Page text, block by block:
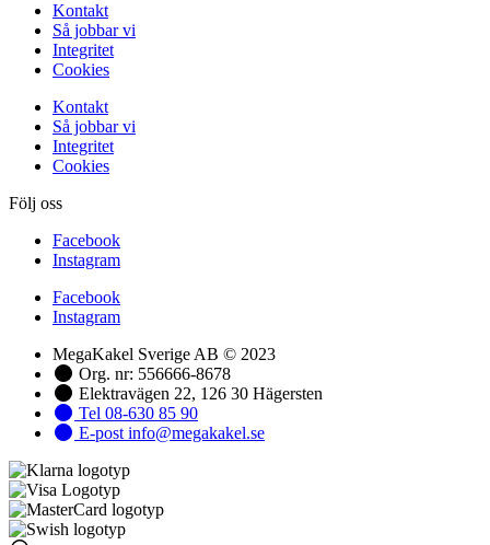
Kontakt
Så jobbar vi
Integritet
Cookies
Kontakt
Så jobbar vi
Integritet
Cookies
Följ oss
Facebook
Instagram
Facebook
Instagram
MegaKakel Sverige AB © 2023
Org. nr: 556666-8678
Elektravägen 22, 126 30 Hägersten
Tel 08-630 85 90
E-post info@megakakel.se